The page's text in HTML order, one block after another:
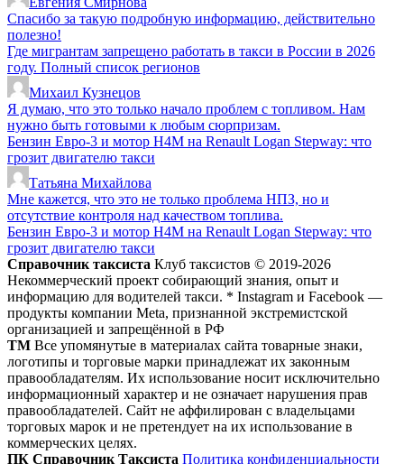
Спасибо за такую подробную информацию, действительно
полезно!
Где мигрантам запрещено работать в такси в России в 2026
году. Полный список регионов
Михаил Кузнецов
Я думаю, что это только начало проблем с топливом. Нам
нужно быть готовыми к любым сюрпризам.
Бензин Евро-3 и мотор H4M на Renault Logan Stepway: что
грозит двигателю такси
Татьяна Михайлова
Мне кажется, что это не только проблема НПЗ, но и
отсутствие контроля над качеством топлива.
Бензин Евро-3 и мотор H4M на Renault Logan Stepway: что
грозит двигателю такси
Справочник таксиста Клуб таксистов © 2019-2026
Некоммерческий проект собирающий знания, опыт и
информацию для водителей такси. * Instagram и Facebook —
продукты компании Meta, признанной экстремистской
организацией и запрещённой в РФ
ТМ Все упомянутые в материалах сайта товарные знаки,
логотипы и торговые марки принадлежат их законным
правообладателям. Их использование носит исключительно
информационный характер и не означает нарушения прав
правообладателей. Сайт не аффилирован с владельцами
торговых марок и не претендует на их использование в
коммерческих целях.
ПК Справочник Таксиста Политика конфиденциальности